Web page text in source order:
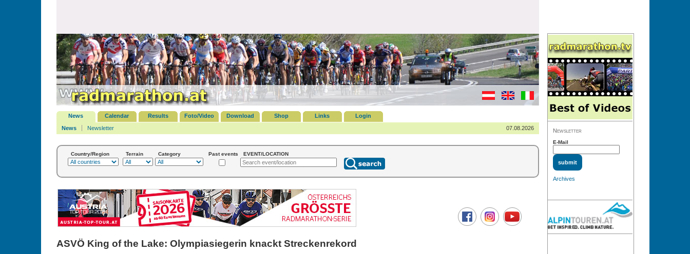
News Calendar Results Foto/Video Download Shop Links
Login
News
Newsletter 07.08.2026
Country/Region Terrain Category Past events EVENT/LOCATION
ASVÖ King of the Lake: Olympiasiegerin knackt Streckenrekord
Newsletter
E-Mail
Archives